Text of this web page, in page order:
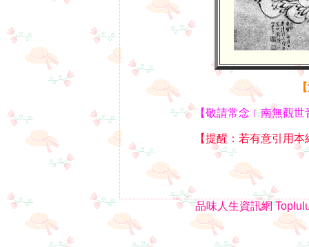
【敬請常念﹝南無觀
【提醒：若有意引用
品味人生資訊網